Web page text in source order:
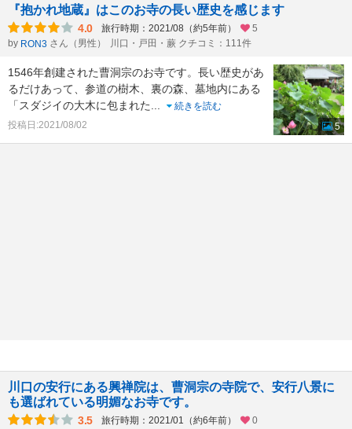
『抱かれ地蔵』はこのお寺の長い歴史を感じます
4.0 旅行時期：2021/08（約5年前）
5
by RON3 さん（男性） 川口・戸田・蕨 クチコミ：111件
1546年創建された曹洞宗のお寺です。長い歴史があ
るだけあって、参道の樹木、裏の森、墓地内にある
「スダジイの大木に包まれた
続きを読む
投稿日:2021/08/02
5
川口の安行にある興禅院は、曹洞宗の寺院で、安行八景に
も選ばれている明媚なお寺です。
3.5 旅行時期：2021/01（約6年前）
0